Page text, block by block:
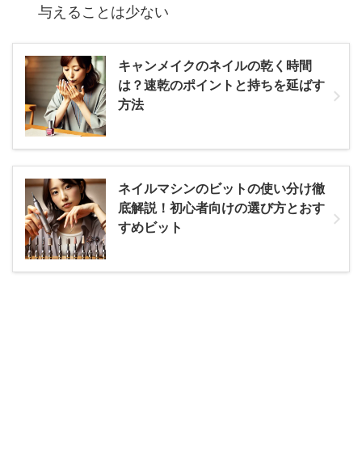
与えることは少ない
キャンメイクのネイルの乾く時間
は？速乾のポイントと持ちを延ばす
方法
ネイルマシンのビットの使い分け徹
底解説！初心者向けの選び方とおす
すめビット